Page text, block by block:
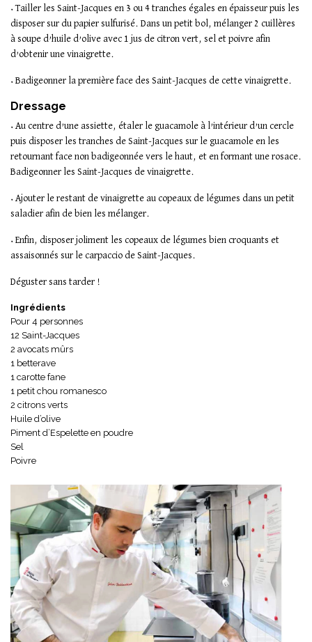
• Tailler les Saint-Jacques en 3 ou 4 tranches égales en épaisseur puis les
disposer sur du papier sulfurisé. Dans un petit bol, mélanger 2 cuillères
à soupe d’huile d’olive avec 1 jus de citron vert, sel et poivre afin
d’obtenir une vinaigrette.
• Badigeonner la première face des Saint-Jacques de cette vinaigrette.
Dressage
• Au centre d’une assiette, étaler le guacamole à l’intérieur d’un cercle
puis disposer les tranches de Saint-Jacques sur le guacamole en les
retournant face non badigeonnée vers le haut, et en formant une rosace.
Badigeonner les Saint-Jacques de vinaigrette.
• Ajouter le restant de vinaigrette au copeaux de légumes dans un petit
saladier afin de bien les mélanger.
• Enfin, disposer joliment les copeaux de légumes bien croquants et
assaisonnés sur le carpaccio de Saint-Jacques.
Déguster sans tarder !
Ingrédients
Pour 4 personnes
12 Saint-Jacques
2 avocats mûrs
1 betterave
1 carotte fane
1 petit chou romanesco
2 citrons verts
Huile d’olive
Piment d’Espelette en poudre
Sel
Poivre